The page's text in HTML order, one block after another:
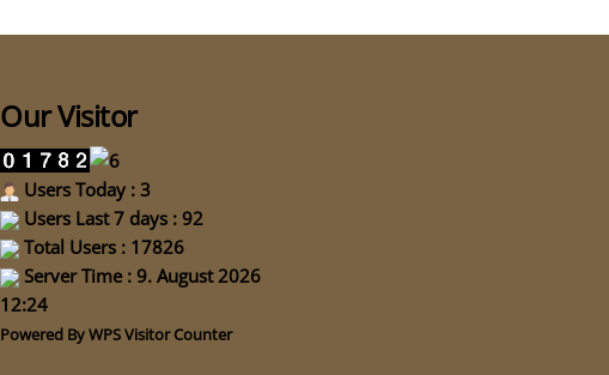
Our Visitor
Users Today : 3
Users Last 7 days : 92
Total Users : 17826
Server Time : 9. August 2026
12:24
Powered ByWPS Visitor Counter